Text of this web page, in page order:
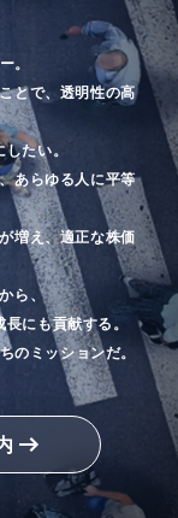
。
とで、透明性の高
たい。
あらゆる人に平等
増え、適正な株価
ら、
にも貢献する。
のミッションだ。